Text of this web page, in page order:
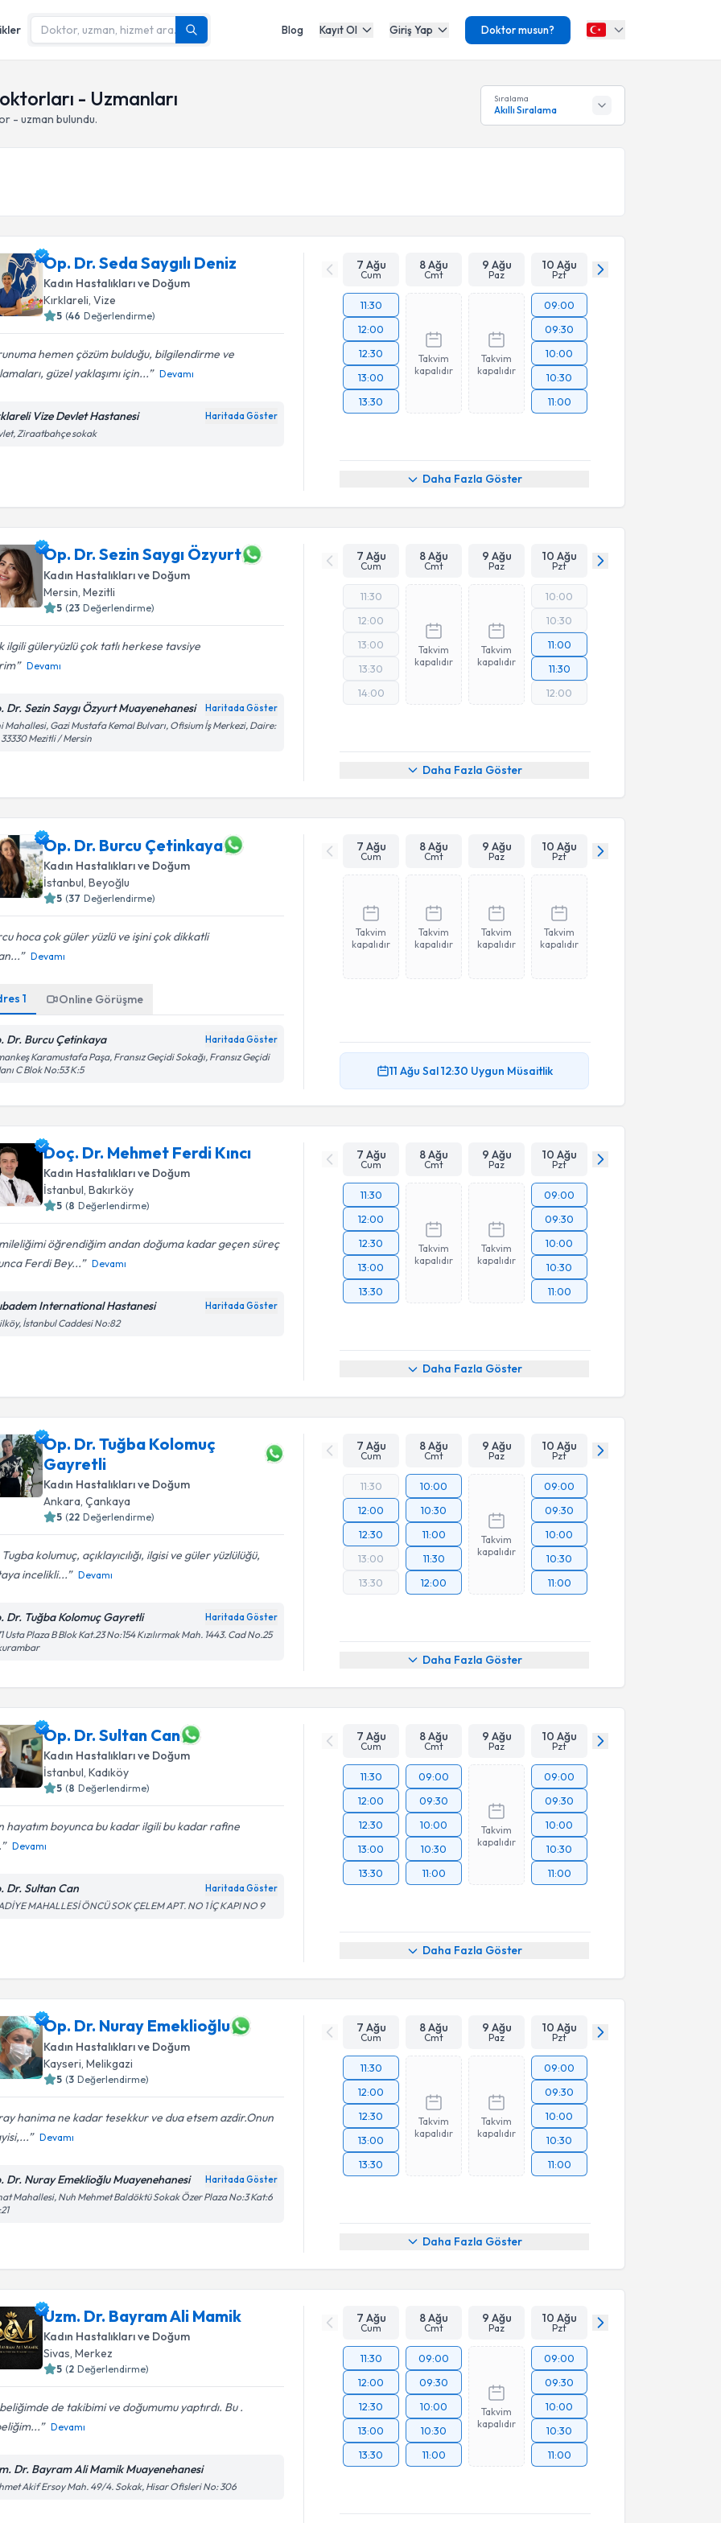
Blog Kayıt Ol Giriş Yap Doktor musun?
- Uzmanları
- uzman bulundu.
Sıralama
Akıllı Sıralama
Op. Dr. Seda Saygılı Deniz
Kadın Hastalıkları ve Doğum
Kırklareli,Vize
5 (46 Değerlendirme)
hemen çözüm bulduğu, bilgilendirme ve
güzel yaklaşımı için...
Devamı
Vize Devlet Hastanesi Haritada Göster
Ziraatbahçe sokak
7 Ağu
Cum
8 Ağu
Cmt
9 Ağu
Paz
10 Ağu
Pzt
11:30
12:00
12:30
13:00
13:30
Takvim
kapalıdır
Takvim
kapalıdır
09:00
09:30
10:00
10:30
11:00
Daha Fazla Göster
Op. Dr. Sezin Saygı Özyurt
Kadın Hastalıkları ve Doğum
Mersin ,Mezitli
5 (23 Değerlendirme)
ilgili güleryüzlü çok tatlı herkese tavsiye
Devamı
Dr. Sezin Saygı Özyurt Muayenehanesi Haritada Göster
Mahallesi, Gazi Mustafa Kemal Bulvarı, Ofisium İş Merkezi, Daire:
Mezitli / Mersin
7 Ağu
Cum
8 Ağu
Cmt
9 Ağu
Paz
10 Ağu
Pzt
11:30
12:00
13:00
13:30
14:00
Takvim
kapalıdır
Takvim
kapalıdır
10:00
10:30
11:00
11:30
12:00
Daha Fazla Göster
Op. Dr. Burcu Çetinkaya
Kadın Hastalıkları ve Doğum
İstanbul,Beyoğlu
5 (37 Değerlendirme)
hoca çok güler yüzlü ve işini çok dikkatli
Devamı
1 Online Görüşme
Dr. Burcu Çetinkaya Haritada Göster
Karamustafa Paşa, Fransız Geçidi Sokağı, Fransız Geçidi
C Blok No:53 K:5
7 Ağu
Cum
8 Ağu
Cmt
9 Ağu
Paz
10 Ağu
Pzt
Takvim
kapalıdır
Takvim
kapalıdır
Takvim
kapalıdır
Takvim
kapalıdır
11 Ağu Sal12:30 Uygun Müsaitlik
Doç. Dr. Mehmet Ferdi Kıncı
Kadın Hastalıkları ve Doğum
İstanbul,Bakırköy
5 (8 Değerlendirme)
öğrendiğim andan doğuma kadar geçen süreç
Ferdi Bey...
Devamı
International Hastanesi Haritada Göster
İstanbul Caddesi No:82
7 Ağu
Cum
8 Ağu
Cmt
9 Ağu
Paz
10 Ağu
Pzt
11:30
12:00
12:30
13:00
13:30
Takvim
kapalıdır
Takvim
kapalıdır
09:00
09:30
10:00
10:30
11:00
Daha Fazla Göster
Op. Dr. Tuğba Kolomuç
Gayretli
Kadın Hastalıkları ve Doğum
Ankara ,Çankaya
5 (22 Değerlendirme)
kolumuç, açıklayıcılığı, ilgisi ve güler yüzlülüğü,
incelikli...
Devamı
Dr. Tuğba Kolomuç Gayretli Haritada Göster
Usta Plaza B Blok Kat.23 No:154 Kızılırmak Mah. 1443. Cad No.25
7 Ağu
Cum
8 Ağu
Cmt
9 Ağu
Paz
10 Ağu
Pzt
11:30
12:00
12:30
13:00
13:30
10:00
10:30
11:00
11:30
12:00
Takvim
kapalıdır
09:00
09:30
10:00
10:30
11:00
Daha Fazla Göster
Op. Dr. Sultan Can
Kadın Hastalıkları ve Doğum
İstanbul,Kadıköy
5 (8 Değerlendirme)
hayatım boyunca bu kadar ilgili bu kadar rafine
Devamı
Dr. Sultan Can Haritada Göster
MAHALLESİ ÖNCÜ SOK ÇELEM APT. NO 1 İÇ KAPI NO 9
7 Ağu
Cum
8 Ağu
Cmt
9 Ağu
Paz
10 Ağu
Pzt
11:30
12:00
12:30
13:00
13:30
09:00
09:30
10:00
10:30
11:00
Takvim
kapalıdır
09:00
09:30
10:00
10:30
11:00
Daha Fazla Göster
Op. Dr. Nuray Emeklioğlu
Kadın Hastalıkları ve Doğum
Kayseri ,Melikgazi
5 (3 Değerlendirme)
hanima ne kadar tesekkur ve dua etsem azdir.Onun
Devamı
Dr. Nuray Emeklioğlu Muayenehanesi Haritada Göster
Mahallesi, Nuh Mehmet Baldöktü Sokak Özer Plaza No:3 Kat:6
7 Ağu
Cum
8 Ağu
Cmt
9 Ağu
Paz
10 Ağu
Pzt
11:30
12:00
12:30
13:00
13:30
Takvim
kapalıdır
Takvim
kapalıdır
09:00
09:30
10:00
10:30
11:00
Daha Fazla Göster
Uzm. Dr. Bayram Ali Mamik
Kadın Hastalıkları ve Doğum
Sivas,Merkez
5 (2 Değerlendirme)
de takibimi ve doğumumu yaptırdı. Bu .
Devamı
Dr. Bayram Ali Mamik Muayenehanesi
Akif Ersoy Mah. 49/4. Sokak, Hisar Ofisleri No: 306
7 Ağu
Cum
8 Ağu
Cmt
9 Ağu
Paz
10 Ağu
Pzt
11:30
12:00
12:30
13:00
13:30
09:00
09:30
10:00
10:30
11:00
Takvim
kapalıdır
09:00
09:30
10:00
10:30
11:00